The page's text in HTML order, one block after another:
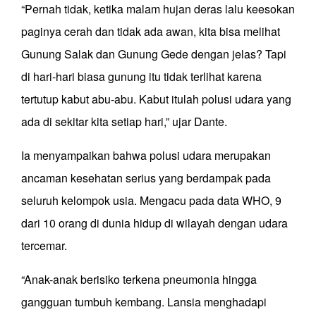
“Pernah tidak, ketika malam hujan deras lalu keesokan
paginya cerah dan tidak ada awan, kita bisa melihat
Gunung Salak dan Gunung Gede dengan jelas? Tapi
di hari-hari biasa gunung itu tidak terlihat karena
tertutup kabut abu-abu. Kabut itulah polusi udara yang
ada di sekitar kita setiap hari,” ujar Dante.
Ia menyampaikan bahwa polusi udara merupakan
ancaman kesehatan serius yang berdampak pada
seluruh kelompok usia. Mengacu pada data WHO, 9
dari 10 orang di dunia hidup di wilayah dengan udara
tercemar.
“Anak-anak berisiko terkena pneumonia hingga
gangguan tumbuh kembang. Lansia menghadapi